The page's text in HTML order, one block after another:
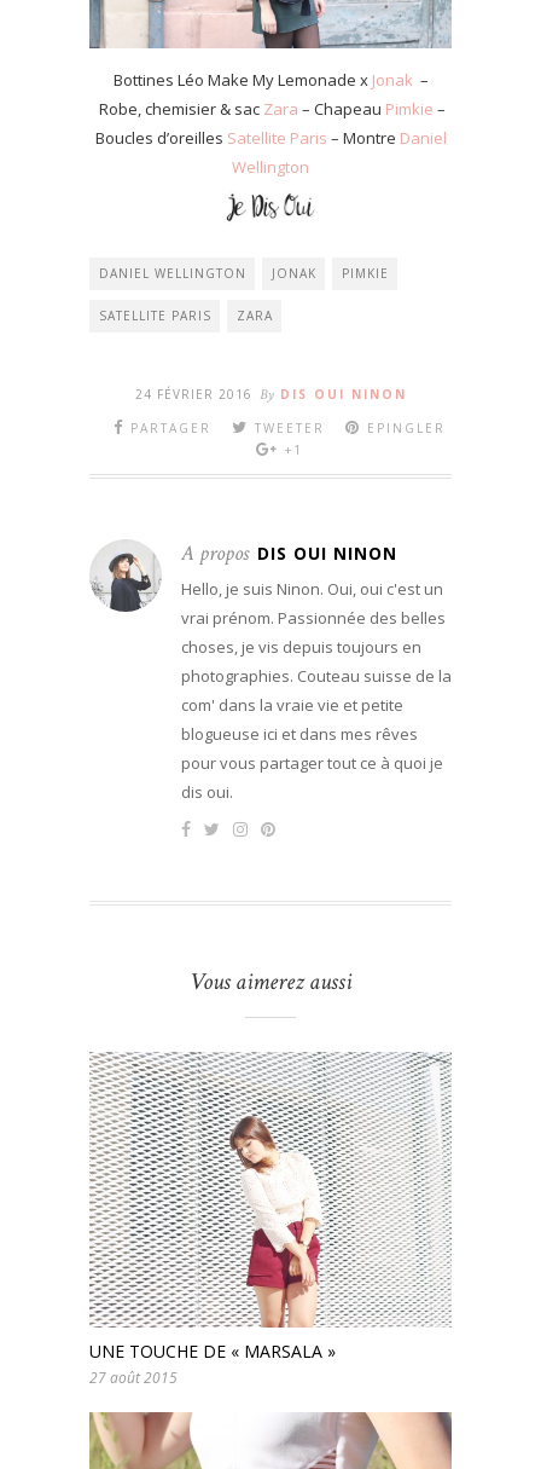
Bottines Léo Make My Lemonade x Jonak –
Robe, chemisier & sac Zara – Chapeau Pimkie –
Boucles d’oreilles Satellite Paris – Montre Daniel
Wellington
DANIEL WELLINGTON JONAK PIMKIE
SATELLITE PARIS ZARA
24 FÉVRIER 2016 By DIS OUI NINON
PARTAGER
TWEETER
EPINGLER
+1
A propos DIS OUI NINON
Hello, je suis Ninon. Oui, oui c'est un
vrai prénom. Passionnée des belles
choses, je vis depuis toujours en
photographies. Couteau suisse de la
com' dans la vraie vie et petite
blogueuse ici et dans mes rêves
pour vous partager tout ce à quoi je
dis oui.
Vous aimerez aussi
UNE TOUCHE DE « MARSALA »
27 août 2015